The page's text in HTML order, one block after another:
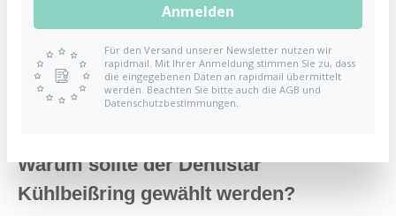
Die Phase des Zahnens bringt für Babys oft
Kühlbeißring bietet eine wohltuende Abhilfe. Speziell
entwickelt, um den Bedürfnissen zahnender
Kleinkinder gerecht zu werden, stellt dieser
Warum sollte der Dentistar
Kühlbeißring gewählt werden?
Anmelden
Für den Versand unserer Newsletter nutzen wir
rapidmail. Mit Ihrer Anmeldung stimmen Sie zu, dass
die eingegebenen Daten an rapidmail übermittelt
werden. Beachten Sie bitte auch die AGB und
Datenschutzbestimmungen.